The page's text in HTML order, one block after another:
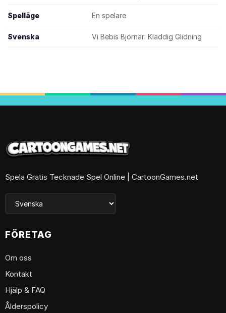
Spelläge En spelare
Svenska Vi Bebis Björnar: Kladdig Glidning
Spela Gratis Tecknade Spel Online | CartoonGames.net
FÖRETAG
Om oss
Kontakt
Hjälp & FAQ
Ålderspolicy